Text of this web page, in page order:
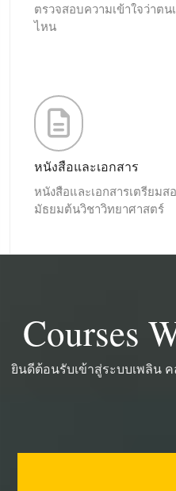
ตรวจสอบความเข้าใจว่าตน
ไหน
หนังสือและเอกสาร
หนังสือและเอกสารเตรียม
มัธยมต้นวิชาวิทยาศาสตร์
Courses
ยินดีต้อนรับเข้าสู่ระบบเพลิน